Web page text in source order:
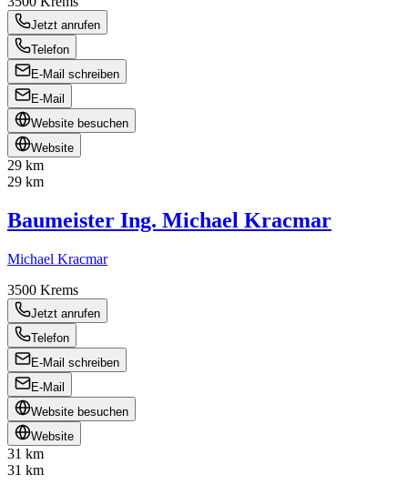
Jetzt anrufen
Telefon
E-Mail schreiben
E-Mail
Website besuchen
Website
29 km
29 km
Baumeister Ing. Michael Kracmar
Michael Kracmar
3500 Krems
Jetzt anrufen
Telefon
E-Mail schreiben
E-Mail
Website besuchen
Website
31 km
31 km